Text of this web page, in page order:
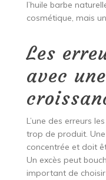
l’huile barbe
cosmétique, mais
Les
avec
L’une des erreurs
trop de produit.
concentrée et doit
Un excès peut
important de